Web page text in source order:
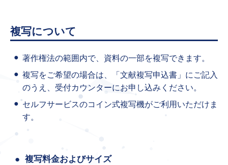
複写について
著作権法の範囲内で、資料の一部を複写できます。
複写をご希望の場合は、「文献複写申込書」にご記入
のうえ、受付カウンターにお申し込みください。
セルフサービスのコイン式複写機がご利用いただけま
す。
複写料金およびサイズ